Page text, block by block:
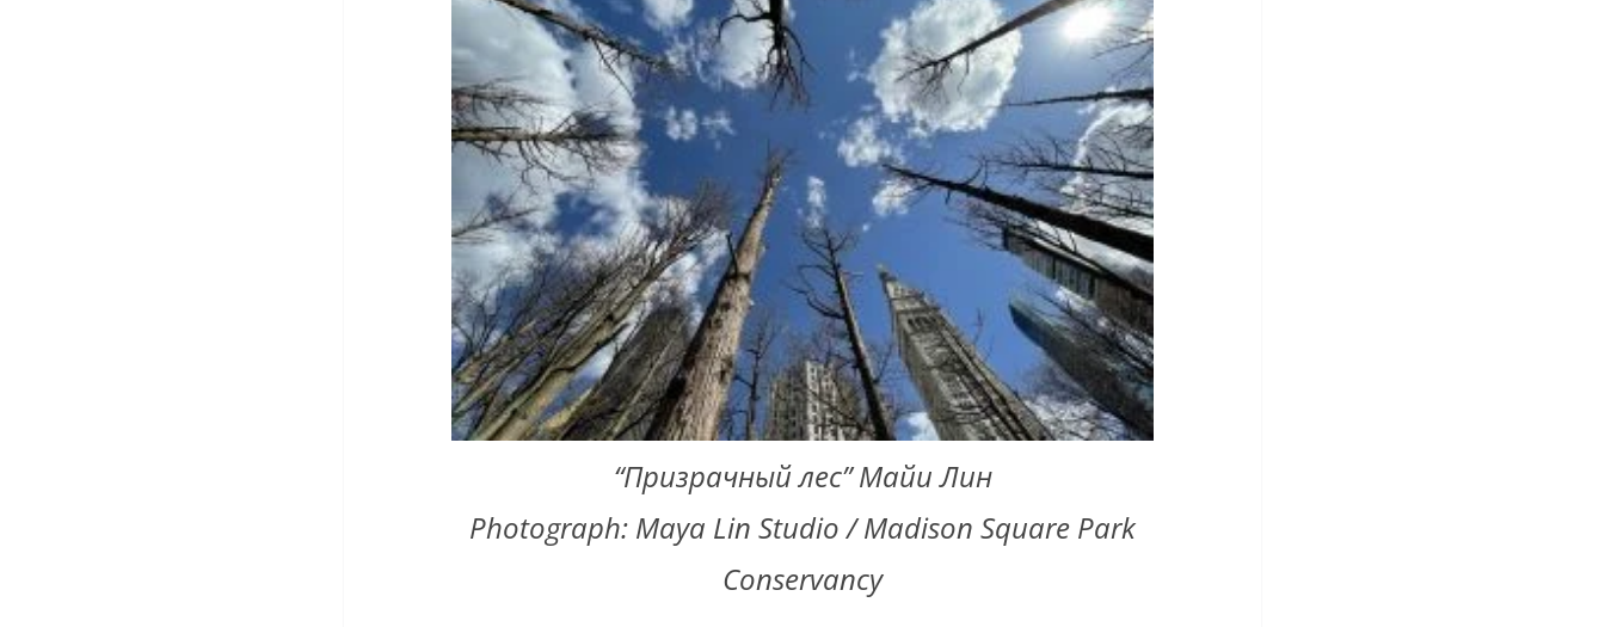
“Призрачный лес” Майи Лин
Photograph: Maya Lin Studio / Madison Square Park
Conservancy